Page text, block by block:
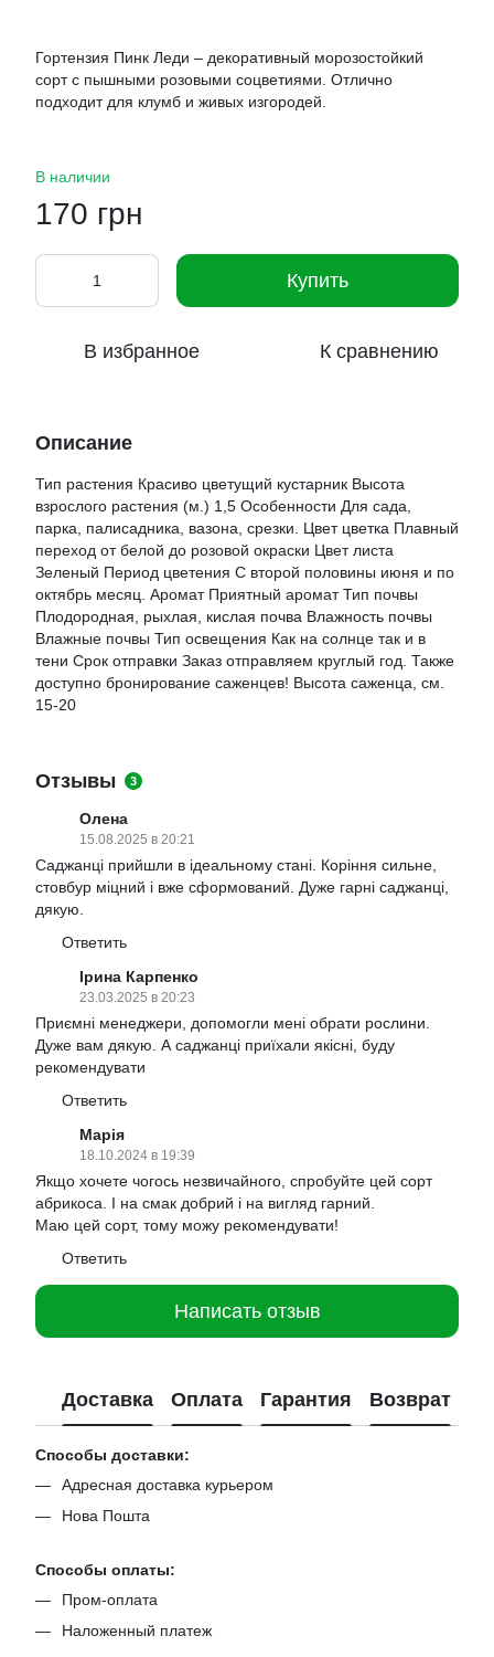
Гортензия Пинк Леди – декоративный морозостойкий
сорт с пышными розовыми соцветиями. Отлично
подходит для клумб и живых изгородей.
В наличии
170 грн
Купить
В избранное К сравнению
Описание
Тип растения Красиво цветущий кустарник Высота
взрослого растения (м.) 1,5 Особенности Для сада,
парка, палисадника, вазона, срезки. Цвет цветка Плавный
переход от белой до розовой окраски Цвет листа
Зеленый Период цветения С второй половины июня и по
октябрь месяц. Аромат Приятный аромат Тип почвы
Плодородная, рыхлая, кислая почва Влажность почвы
Влажные почвы Тип освещения Как на солнце так и в
тени Срок отправки Заказ отправляем круглый год. Также
доступно бронирование саженцев! Высота саженца, см.
15-20
Отзывы 3
Олена
15.08.2025 в 20:21
Саджанці прийшли в ідеальному стані. Коріння сильне,
стовбур міцний і вже сформований. Дуже гарні саджанці,
дякую.
Ответить
Ірина Карпенко
23.03.2025 в 20:23
Приємні менеджери, допомогли мені обрати рослини.
Дуже вам дякую. А саджанці приїхали якісні, буду
рекомендувати
Ответить
Марія
18.10.2024 в 19:39
Якщо хочете чогось незвичайного, спробуйте цей сорт
абрикоса. І на смак добрий і на вигляд гарний.
Маю цей сорт, тому можу рекомендувати!
Ответить
Написать отзыв
Доставка Оплата Гарантия Возврат
Способы доставки:
Адресная доставка курьером
Нова Пошта
Способы оплаты:
Пром-оплата
Наложенный платеж